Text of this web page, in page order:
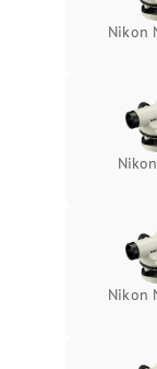
Nikon
Nikon